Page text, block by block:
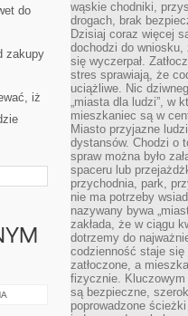
do
zakupy
iż
wąskie chodniki,
drogach, brak
Dzisiaj coraz więcej
dochodzi do
się wyczerpał.
stres sprawiają, że
uciążliwe. Nic
„miasta dla ludzi”, w
mieszkaniec są w
Miasto przyjazne
dystansów. Chodzi o
spraw można było
spaceru lub
przychodnia, park,
nie ma potrzeby
nazywany bywa
zakłada, że w ciągu
dotrzemy do
codzienność staje
zatłoczone, a
fizycznie.
są bezpieczne,
poprowadzone